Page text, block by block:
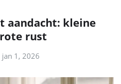
aandacht: kleine
rust
jan 1, 2026